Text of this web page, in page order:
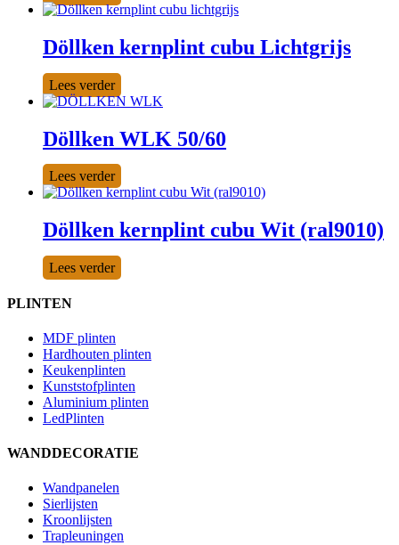
Döllken kernplint cubu Lichtgrijs
Lees verder
Döllken WLK 50/60
Lees verder
Döllken kernplint cubu Wit (ral9010)
Lees verder
PLINTEN
MDF plinten
Hardhouten plinten
Keukenplinten
Kunststofplinten
Aluminium plinten
LedPlinten
WANDDECORATIE
Wandpanelen
Sierlijsten
Kroonlijsten
Trapleuningen